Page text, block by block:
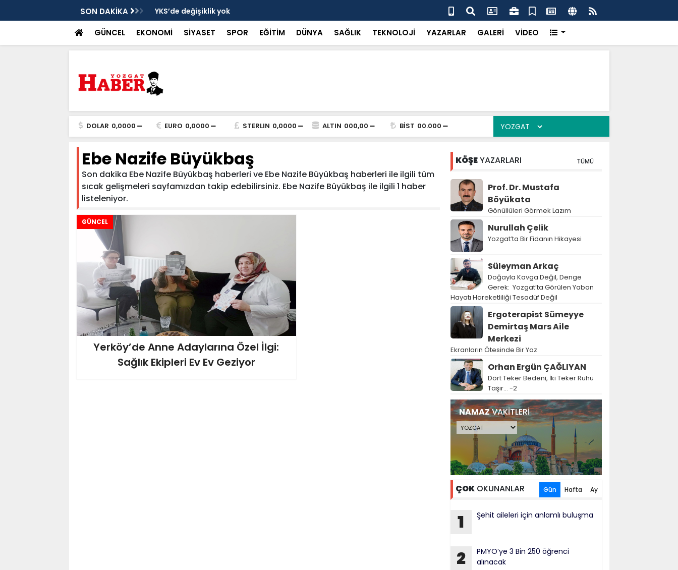
SON DAKİKA YKS’de değişiklik yok “Küçük bir dikkatsizlik büyük felakete dönüşebilir”
GÜNCEL EKONOMİ SİYASET SPOR EĞİTİM DÜNYA SAĞLIK TEKNOLOJİ YAZARLAR GALERİ VİDEO
DOLAR 0,0000 EURO 0,0000 STERLIN 0,0000 ALTIN 000,00 BİST 00.000
Ebe Nazife Büyükbaş
Son dakika Ebe Nazife Büyükbaş haberleri ve Ebe Nazife Büyükbaş haberleri ile ilgili tüm
sıcak gelişmeleri sayfamızdan takip edebilirsiniz. Ebe Nazife Büyükbaş ile ilgili 1 haber
listeleniyor.
GÜNCEL
Yerköy’de Anne Adaylarına Özel İlgi:
Sağlık Ekipleri Ev Ev Geziyor
KÖŞEYAZARLARI TÜMÜ
Prof. Dr. Mustafa
Böyükata
Gönüllüleri Görmek Lazım
Nurullah Çelik
Yozgat’ta Bir Fidanın Hikayesi
Süleyman Arkaç
Doğayla Kavga Değil, Denge
Gerek: Yozgat’ta Görülen Yaban
Hayatı Hareketliliği Tesadüf Değil
Ergoterapist Sümeyye
Demirtaş Mars Aile
Merkezi
Ekranların Ötesinde Bir Yaz
Orhan Ergün ÇAĞLIYAN
Dört Teker Bedeni, İki Teker Ruhu
Taşır… -2
NAMAZVAKİTLERİ
ÇOKOKUNANLAR Gün Hafta Ay
1 Şehit aileleri için anlamlı buluşma
2
PMYO’ye 3 Bin 250 öğrenci
alınacak